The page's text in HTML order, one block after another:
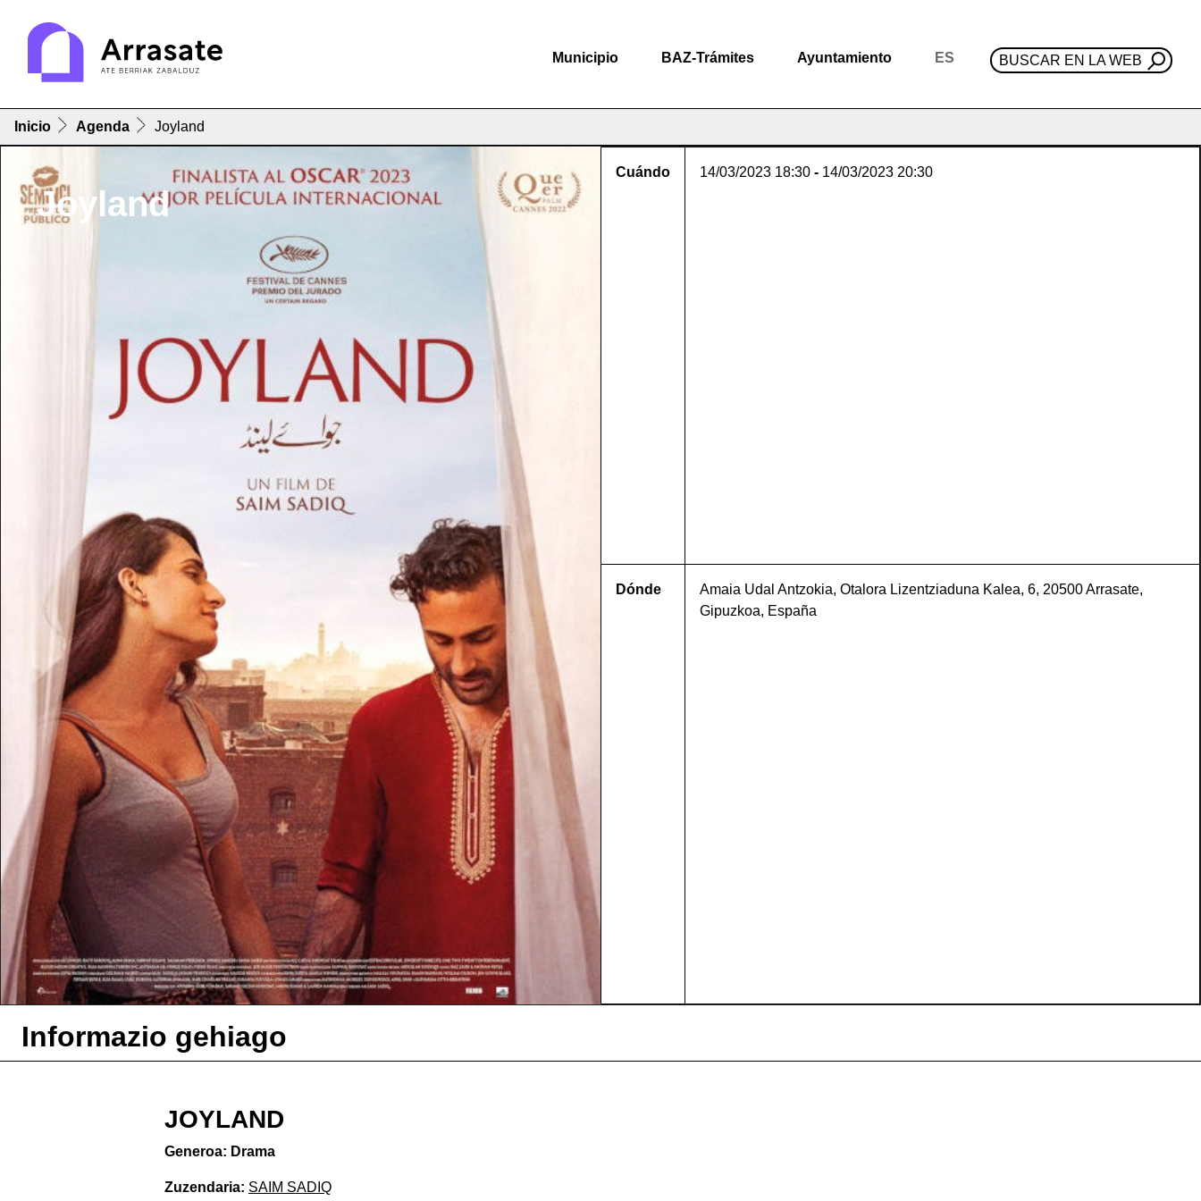
Municipio BAZ-Trámites Ayuntamiento ES BUSCAR EN LA WEB
Inicio Agenda Joyland
Joyland
Cuándo 14/03/2023 18:30 - 14/03/2023 20:30
Dónde
Amaia Udal Antzokia, Otalora Lizentziaduna Kalea, 6, 20500 Arrasate,
Gipuzkoa, España
Informazio gehiago
JOYLAND
Generoa: Drama
Zuzendaria: SAIM SADIQ